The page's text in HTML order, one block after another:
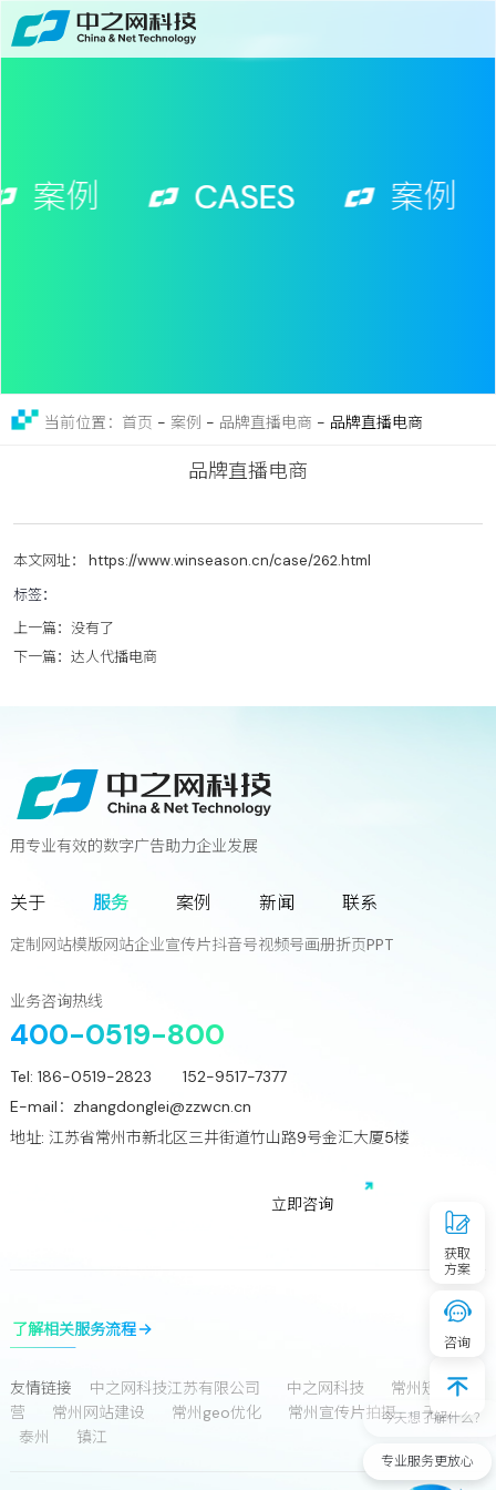
案例
案例 CASES 案例
当前位置：首页 - 案例 - 品牌直播电商 - 品牌直播电商
品牌直播电商
本文网址： https://www.winseason.cn/case/262.html
标签：
上一篇： 没有了
下一篇： 达人代播电商
只差一次对话!
用专业有效的数字广告助力企业发展
获取
方案
咨询
今天想了解什么？
专业服务更放心
关于 服务 案例 新闻 联系
定制网站模版网站企业宣传片抖音号视频号画册折页PPT
业务咨询热线
400-0519-800
Tel: 186-0519-2823 152-9517-7377
E-mail： zhangdonglei@zzwcn.cn
地址: 江苏省常州市新北区三井街道竹山路9号金汇大厦5楼
立即咨询
了解相关服务流程
友情链接 中之网科技江苏有限公司 中之网科技
常州短视频运
营
常州网站建设 常州geo优化 常州宣传片拍摄
无锡
泰州
镇江